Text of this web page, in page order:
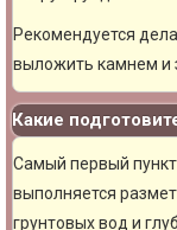
Рекомендуется
выложить камнем и
Какие
Самый первый
выполняется
грунтовых вод и